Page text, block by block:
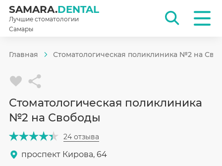
SAMARA.DENTAL
Лучшие стоматологии
Самары
Главная Стоматологическая поликлиника №2 на
Стоматологическая поликлиника
№2 на Свободы
24 отзыва
проспект Кирова, 64